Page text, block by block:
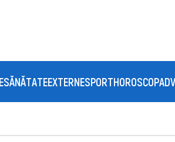
SĂNĂTATEEXTERNESPORTHOROSCOP